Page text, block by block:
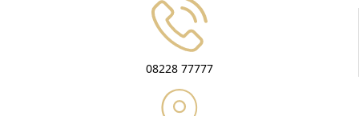
08228 77777